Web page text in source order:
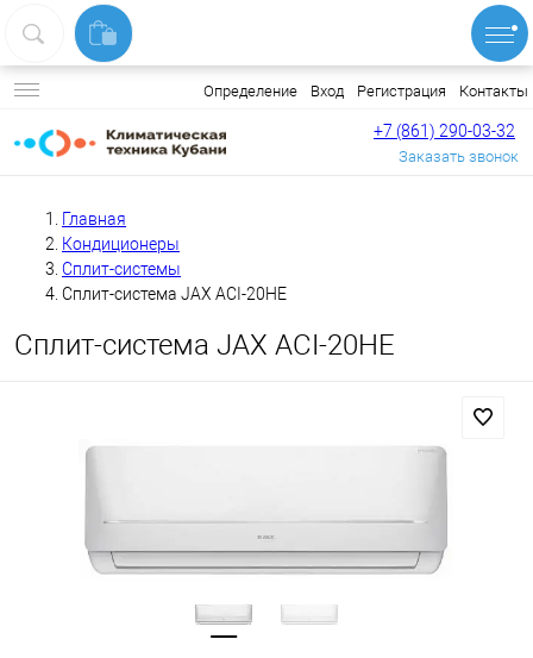
Определение Вход Регистрация Контакты
+7 (861) 290-03-32
Заказать звонок
Главная
Кондиционеры
Сплит-системы
Сплит-система JAX ACI-20HE
Сплит-система JAX ACI-20HE